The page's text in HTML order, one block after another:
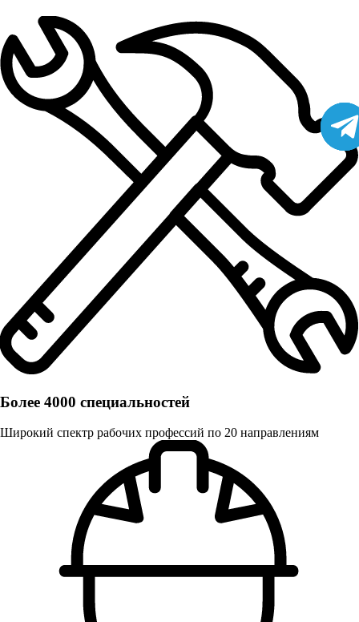
Более 4000 специальностей
Широкий спектр рабочих профессий по 20 направлениям